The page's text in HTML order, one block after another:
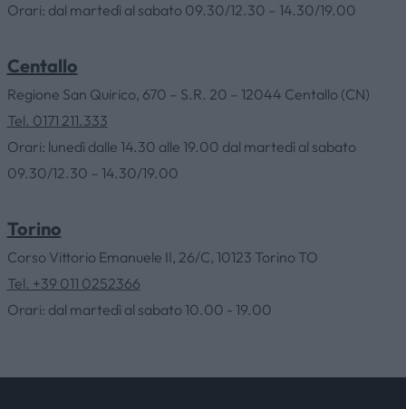
CATALOGHI
OUTLET
Orari: dal martedì al sabato 09.30/12.30 – 14.30/19.00
Centallo
Regione San Quirico, 670 – S.R. 20 – 12044 Centallo (CN)
Tel. 0171 211.333
Orari: lunedì dalle 14.30 alle 19.00 dal martedì al sabato
09.30/12.30 – 14.30/19.00
Torino
Corso Vittorio Emanuele II, 26/C, 10123 Torino TO
Tel. +39 011 0252366
Orari: dal martedì al sabato 10.00 - 19.00